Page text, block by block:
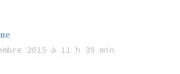
2015 à 11 h 39 min